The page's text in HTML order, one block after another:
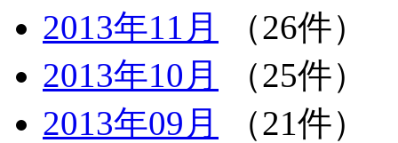
2013年11月
（26件）
2013年10月
（25件）
2013年09月
（21件）